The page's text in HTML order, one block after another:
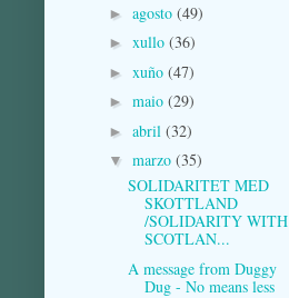
► agosto (49)
► xullo (36)
► xuño (47)
► maio (29)
► abril (32)
▼ marzo (35)
SOLIDARITET MED
SKOTTLAND
/SOLIDARITY WITH
SCOTLAN...
A message from Duggy
Dug - No means less